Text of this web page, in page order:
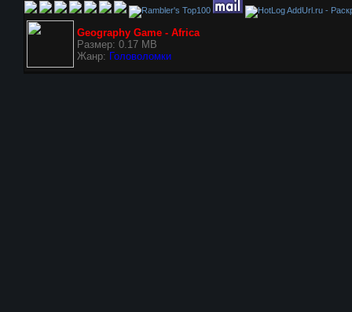
AddUrl.ru -
Geography Game - Africa
Размер: 0.17 MB
Жанр: Головоломки